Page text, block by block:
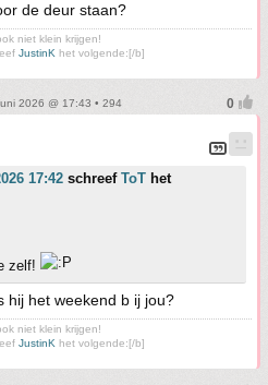
de deur staan?
niet klein krijgen!
JustinK het volgende:[/b]
2026 @ 17:43 • 294
17:42 schreef ToT het
zelf!
hij het weekend b ij jou?
niet klein krijgen!
JustinK het volgende:[/b]